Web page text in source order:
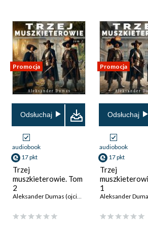
Promocja
Odsłuchaj
audiobook
17 pkt
Trzej
muszkieterowie. Tom
2
Aleksander Dumas (ojciec)
Promocja
Odsłuchaj
audiobook
17 pkt
Trzej
1